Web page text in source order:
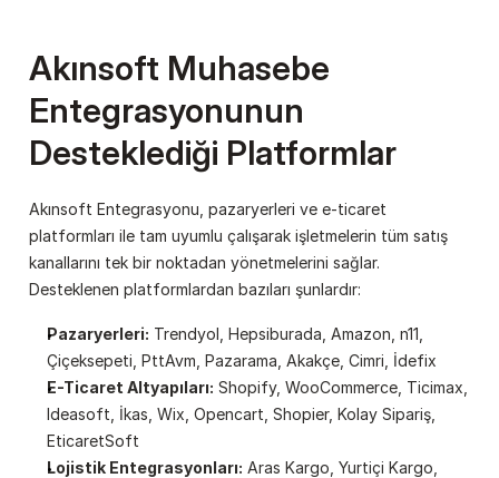
Akınsoft Muhasebe
Entegrasyonunun
Desteklediği Platformlar
Akınsoft Entegrasyonu, pazaryerleri ve e-ticaret
platformları ile tam uyumlu çalışarak işletmelerin tüm satış
kanallarını tek bir noktadan yönetmelerini sağlar.
Desteklenen platformlardan bazıları şunlardır:
Pazaryerleri: Trendyol, Hepsiburada, Amazon, n11,
Çiçeksepeti, PttAvm, Pazarama, Akakçe, Cimri, İdefix
E-Ticaret Altyapıları: Shopify, WooCommerce, Ticimax,
Ideasoft, İkas, Wix, Opencart, Shopier, Kolay Sipariş,
EticaretSoft
Lojistik Entegrasyonları: Aras Kargo, Yurtiçi Kargo,